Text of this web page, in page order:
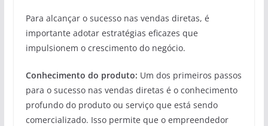
Para alcançar o sucesso nas vendas diretas, é
importante adotar estratégias eficazes que
impulsionem o crescimento do negócio.
Conhecimento do produto: Um dos primeiros passos
para o sucesso nas vendas diretas é o conhecimento
profundo do produto ou serviço que está sendo
comercializado. Isso permite que o empreendedor